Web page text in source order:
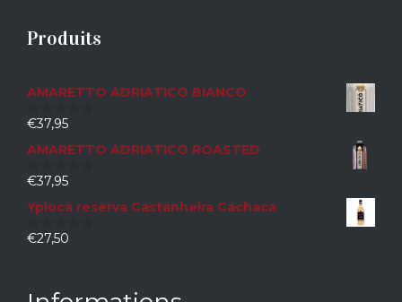
Produits
AMARETTO ADRIATICO BIANCO
0
5
€37,95
AMARETTO ADRIATICO ROASTED
0
5
€37,95
Ypioca reserva Castanheira Cachaca
0
€27,50